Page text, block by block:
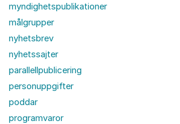
myndighetspublikationer
målgrupper
nyhetsbrev
nyhetssajter
parallellpublicering
personuppgifter
poddar
programvaror